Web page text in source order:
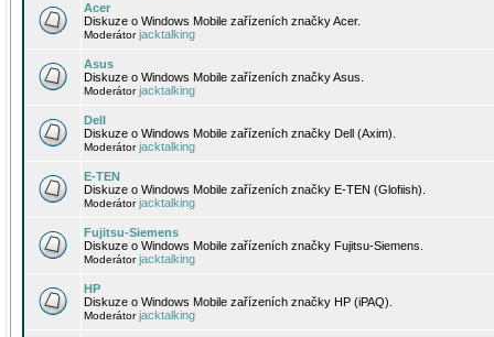
Acer
Diskuze o Windows Mobile zařízeních značky Acer.
Moderátorjacktalking
Asus
Diskuze o Windows Mobile zařízeních značky Asus.
Moderátorjacktalking
Dell
Diskuze o Windows Mobile zařízeních značky Dell (Axim).
Moderátorjacktalking
E-TEN
Diskuze o Windows Mobile zařízeních značky E-TEN (Glofiish).
Moderátorjacktalking
Fujitsu-Siemens
Diskuze o Windows Mobile zařízeních značky Fujitsu-Siemens.
Moderátorjacktalking
HP
Diskuze o Windows Mobile zařízeních značky HP (iPAQ).
Moderátorjacktalking